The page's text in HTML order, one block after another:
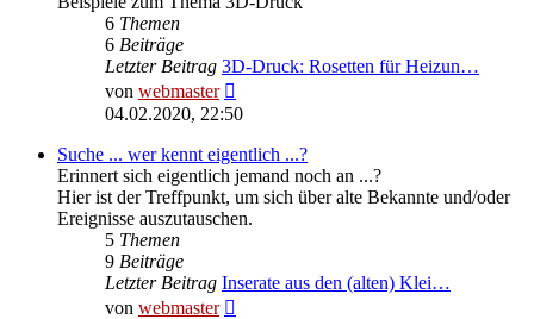
6 Themen
6 Beiträge
Letzter Beitrag 3D-Druck: Rosetten für Heizun…
von webmaster
Beitrag
04.02.2020, 22:50
Suche ... wer kennt eigentlich ...?
Erinnert sich eigentlich jemand noch an ...?
Hier ist der Treffpunkt, um sich über alte Bekannte und/oder
Ereignisse auszutauschen.
5 Themen
9 Beiträge
Letzter Beitrag Inserate aus den (alten) Klei…
von webmaster